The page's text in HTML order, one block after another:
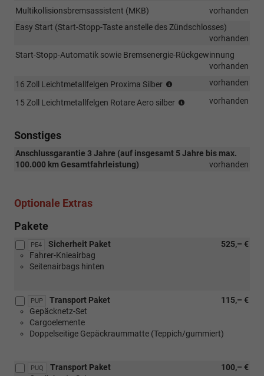
Verbindung
mit
85
und
TSI
Multikollisionsbremsassistent (MKB)
vorhanden
Easy Start (Start-Stopp-Taste anstelle des Zündschlosses)
vorhanden
Start-Stopp-Automatik sowie Bremsenergie-Rückgewinnung
vorhanden
16 Zoll Leichtmetallfelgen Proxima Silber
(Bereifung
R16)
mit
vorhanden
15 Zoll Leichtmetallfelgen Rotare Aero silber
(Bereifungvorhanden
Sonstiges
Anschlussgarantie 3 Jahre (auf insgesamt 5 Jahre bis max.
100.000 km Gesamtfahrleistung)
vorhanden
Optionale Extras
Pakete
PE4 525,– €
Sicherheit Paket
Fahrer-Knieairbag
Seitenairbags hinten
PUP 115,– €
Transport Paket
Gepäcknetz-Set
Cargoelemente
Doppelseitige Gepäckraummatte (Teppich/gummiert)
PUQ 100,– €
Transport Paket